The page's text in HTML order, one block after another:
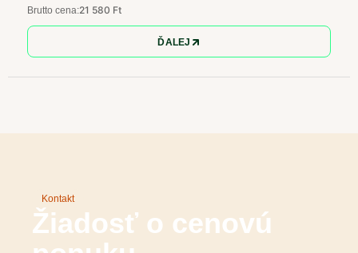
Brutto cena:21 580 Ft
ĎALEJ
Kontakt
Žiadosť o cenovú